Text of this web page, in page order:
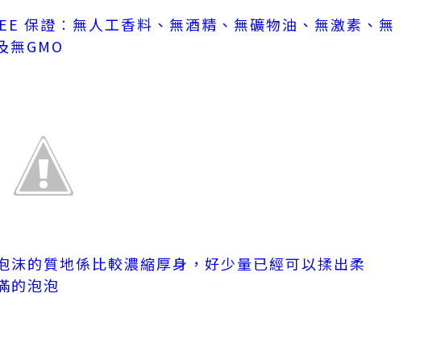
保證︰無人工香料、無酒精、無礦物油、無激素、無
無GMO
沫的質地係比較濃縮厚身，好少量已經可以揉出柔
的泡泡